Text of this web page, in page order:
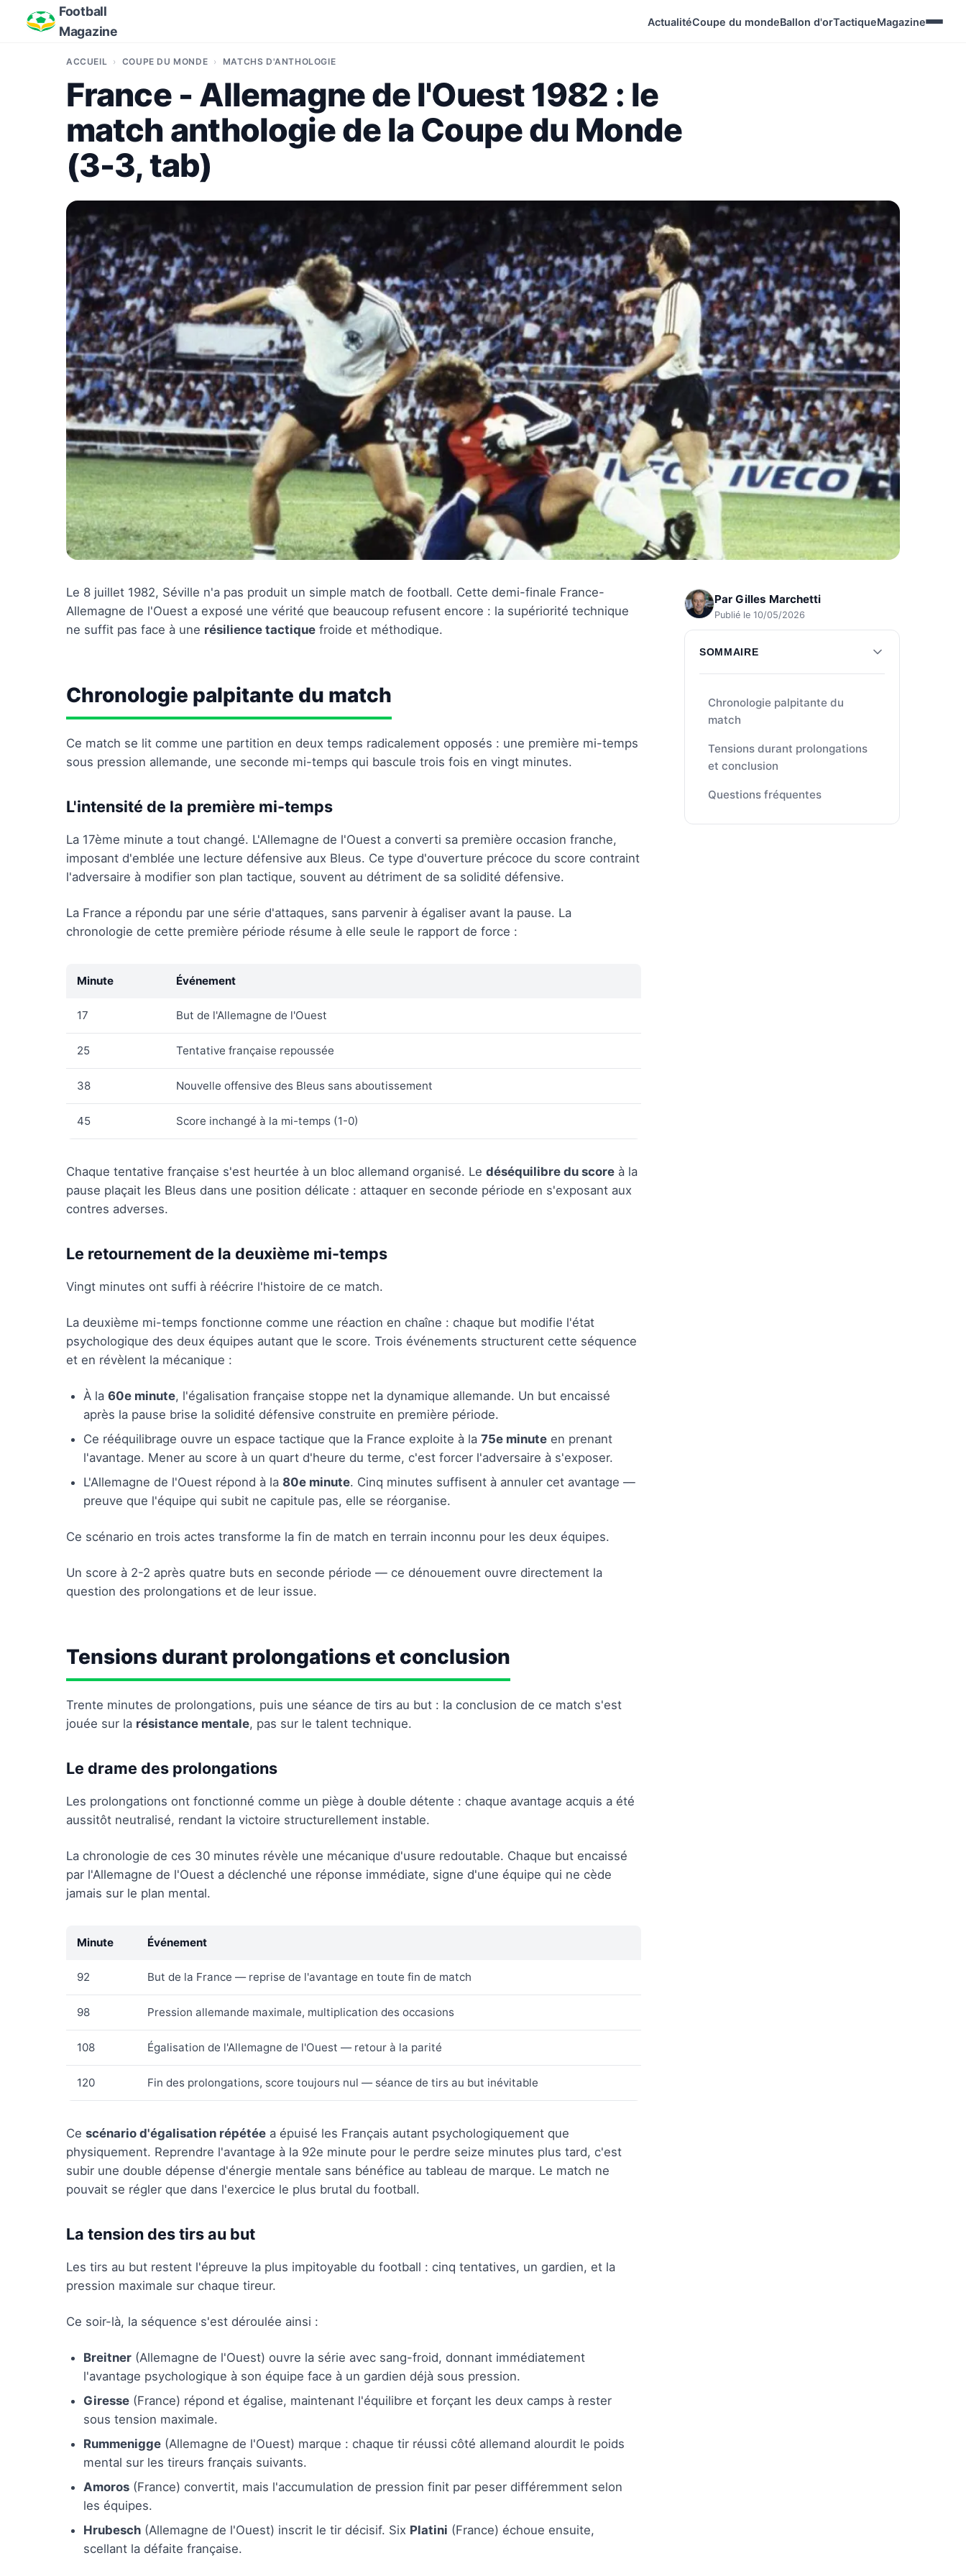
Football
Magazine
ActualitéCoupe du mondeBallon d'orTactiqueMagazine
ACCUEIL COUPE DU MONDE MATCHS D'ANTHOLOGIE
France - Allemagne de l'Ouest 1982 : le
match anthologie de la Coupe du Monde
(3-3, tab)
Par Gilles Marchetti
Publié le 10/05/2026
SOMMAIRE
Chronologie palpitante du
match
Tensions durant prolongations
et conclusion
Questions fréquentes
Le 8 juillet 1982, Séville n'a pas produit un simple match de football. Cette demi-finale France-
Allemagne de l'Ouest a exposé une vérité que beaucoup refusent encore : la supériorité technique
ne suffit pas face à une résilience tactique froide et méthodique.
Chronologie palpitante du match
Ce match se lit comme une partition en deux temps radicalement opposés : une première mi-temps
sous pression allemande, une seconde mi-temps qui bascule trois fois en vingt minutes.
L'intensité de la première mi-temps
La 17ème minute a tout changé. L'Allemagne de l'Ouest a converti sa première occasion franche,
imposant d'emblée une lecture défensive aux Bleus. Ce type d'ouverture précoce du score contraint
l'adversaire à modifier son plan tactique, souvent au détriment de sa solidité défensive.
La France a répondu par une série d'attaques, sans parvenir à égaliser avant la pause. La
chronologie de cette première période résume à elle seule le rapport de force :
Minute Événement
17 But de l'Allemagne de l'Ouest
25 Tentative française repoussée
38 Nouvelle offensive des Bleus sans aboutissement
45 Score inchangé à la mi-temps (1-0)
Chaque tentative française s'est heurtée à un bloc allemand organisé. Le déséquilibre du score à la
pause plaçait les Bleus dans une position délicate : attaquer en seconde période en s'exposant aux
contres adverses.
Le retournement de la deuxième mi-temps
Vingt minutes ont suffi à réécrire l'histoire de ce match.
La deuxième mi-temps fonctionne comme une réaction en chaîne : chaque but modifie l'état
psychologique des deux équipes autant que le score. Trois événements structurent cette séquence
et en révèlent la mécanique :
À la 60e minute, l'égalisation française stoppe net la dynamique allemande. Un but encaissé
après la pause brise la solidité défensive construite en première période.
Ce rééquilibrage ouvre un espace tactique que la France exploite à la 75e minute en prenant
l'avantage. Mener au score à un quart d'heure du terme, c'est forcer l'adversaire à s'exposer.
L'Allemagne de l'Ouest répond à la 80e minute. Cinq minutes suffisent à annuler cet avantage —
preuve que l'équipe qui subit ne capitule pas, elle se réorganise.
Ce scénario en trois actes transforme la fin de match en terrain inconnu pour les deux équipes.
Un score à 2-2 après quatre buts en seconde période — ce dénouement ouvre directement la
question des prolongations et de leur issue.
Tensions durant prolongations et conclusion
Trente minutes de prolongations, puis une séance de tirs au but : la conclusion de ce match s'est
jouée sur la résistance mentale, pas sur le talent technique.
Le drame des prolongations
Les prolongations ont fonctionné comme un piège à double détente : chaque avantage acquis a été
aussitôt neutralisé, rendant la victoire structurellement instable.
La chronologie de ces 30 minutes révèle une mécanique d'usure redoutable. Chaque but encaissé
par l'Allemagne de l'Ouest a déclenché une réponse immédiate, signe d'une équipe qui ne cède
jamais sur le plan mental.
Minute Événement
92 But de la France — reprise de l'avantage en toute fin de match
98 Pression allemande maximale, multiplication des occasions
108 Égalisation de l'Allemagne de l'Ouest — retour à la parité
120 Fin des prolongations, score toujours nul — séance de tirs au but inévitable
Ce scénario d'égalisation répétée a épuisé les Français autant psychologiquement que
physiquement. Reprendre l'avantage à la 92e minute pour le perdre seize minutes plus tard, c'est
subir une double dépense d'énergie mentale sans bénéfice au tableau de marque. Le match ne
pouvait se régler que dans l'exercice le plus brutal du football.
La tension des tirs au but
Les tirs au but restent l'épreuve la plus impitoyable du football : cinq tentatives, un gardien, et la
pression maximale sur chaque tireur.
Ce soir-là, la séquence s'est déroulée ainsi :
Breitner (Allemagne de l'Ouest) ouvre la série avec sang-froid, donnant immédiatement
l'avantage psychologique à son équipe face à un gardien déjà sous pression.
Giresse (France) répond et égalise, maintenant l'équilibre et forçant les deux camps à rester
sous tension maximale.
Rummenigge (Allemagne de l'Ouest) marque : chaque tir réussi côté allemand alourdit le poids
mental sur les tireurs français suivants.
Amoros (France) convertit, mais l'accumulation de pression finit par peser différemment selon
les équipes.
Hrubesch (Allemagne de l'Ouest) inscrit le tir décisif. Six Platini (France) échoue ensuite,
scellant la défaite française.